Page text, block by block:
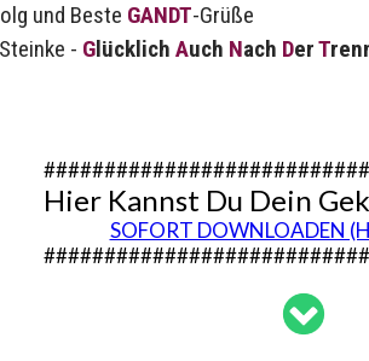
und Beste GANDT-Grüße
- Glücklich Auch Nach DerT
Hier Kannst Du Dein
SOFORT DOWNLOADEN